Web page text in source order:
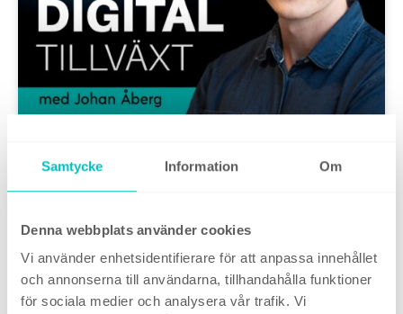
Samtycke Information Om
Denna webbplats använder cookies
Vi använder enhetsidentifierare för att anpassa innehållet
och annonserna till användarna, tillhandahålla funktioner
för sociala medier och analysera vår trafik. Vi
Podcast #168: Fyra olika typer av
9 december, 2025